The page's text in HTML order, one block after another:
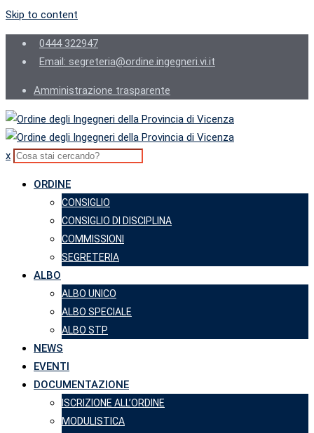
Skip to content
0444 322947
Email: segreteria@ordine.ingegneri.vi.it
Amministrazione trasparente
x
ORDINE
CONSIGLIO
CONSIGLIO DI DISCIPLINA
COMMISSIONI
SEGRETERIA
ALBO
ALBO UNICO
ALBO SPECIALE
ALBO STP
NEWS
EVENTI
DOCUMENTAZIONE
ISCRIZIONE ALL’ORDINE
MODULISTICA